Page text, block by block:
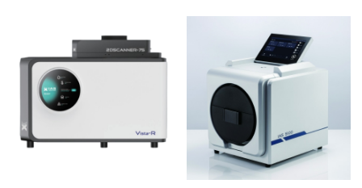
thức ăn chăn nuôi, nguyên liệu
thực phẩm, nông sản,..
năng theo dõi thông số theo thời
gian thực và trực quan hóa dữ
liệu để tăng chỉ số ROI cho doanh